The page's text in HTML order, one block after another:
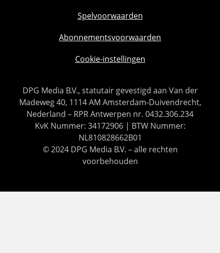
Spelvoorwaarden
Abonnementsvoorwaarden
Cookie-instellingen
DPG Media B.V., statutair gevestigd aan Van der
Madeweg 40, 1114 AM Amsterdam-Duivendrecht,
Nederland – RPR Antwerpen nr. 0432.306.234
KvK Nummer: 34172906 | BTW Nummer:
NL810828662B01
© 2024 DPG Media B.V. – alle rechten
voorbehouden